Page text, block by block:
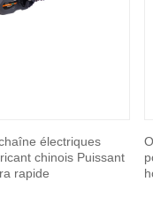
électriques
chinois Puissant
rapide